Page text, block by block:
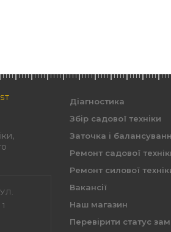
Діагностика
Збір садової техніки
Заточка і
Ремонт садової
Ремонт силової
Вакансії
Наш магазин
Перевірити статус